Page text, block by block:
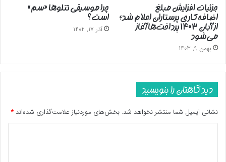
جزئیات افزایش مبلغ
اضافه‌کاری پرستاران اعلام شد؛
از آبان ۱۴۰۳ پرداخت‌ها آغاز
می‌شود
بهمن 9, 1403
چرا موسیقی تتلوها «سم»
است؟
آذر 17, 1402
دیدگاهتان را بنویسید
نشانی ایمیل شما منتشر نخواهد شد. بخش‌های موردنیاز علامت‌گذاری شده‌اند *